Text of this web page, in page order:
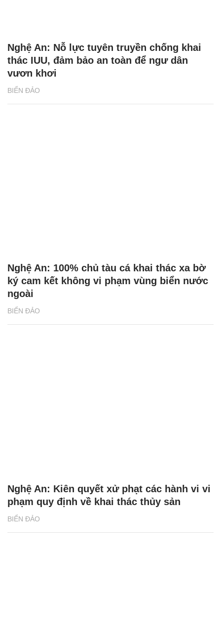
BIỂN ĐẢO
Nghệ An: Nỗ lực tuyên truyền chống khai
thác IUU, đảm bảo an toàn để ngư dân
vươn khơi
BIỂN ĐẢO
Nghệ An: 100% chủ tàu cá khai thác xa bờ
ký cam kết không vi phạm vùng biển nước
ngoài
BIỂN ĐẢO
Nghệ An: Kiên quyết xử phạt các hành vi vi
phạm quy định về khai thác thủy sản